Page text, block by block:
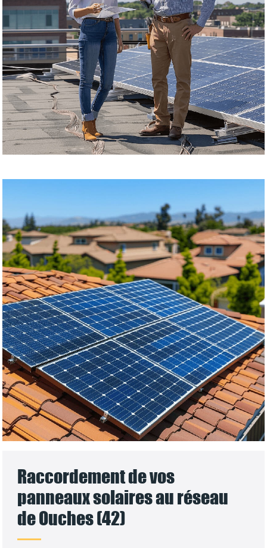
Raccordement de vos
panneaux solaires au réseau
de Ouches (42)